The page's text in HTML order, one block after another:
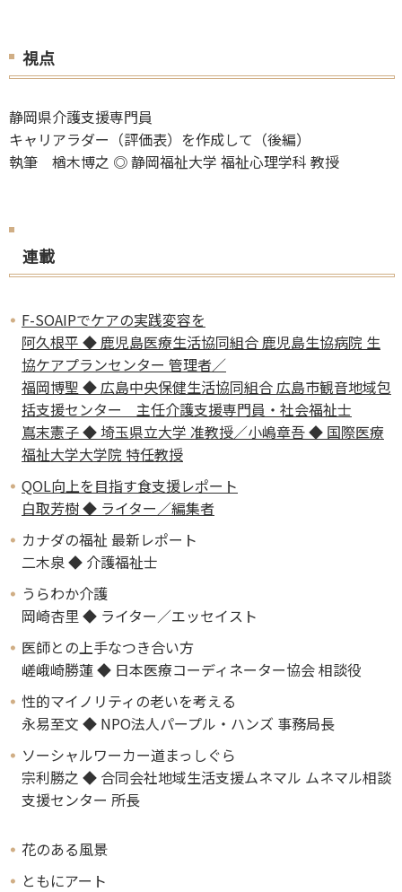
視点
静岡県介護支援専門員
キャリアラダー（評価表）を作成して（後編）
執筆 楢木博之 ◎ 静岡福祉大学 福祉心理学科 教授
連載
F-SOAIPでケアの実践変容を
阿久根平 ◆ 鹿児島医療生活協同組合 鹿児島生協病院 生
協ケアプランセンター 管理者／
福岡博聖 ◆ 広島中央保健生活協同組合 広島市観音地域包
括支援センター 主任介護支援専門員・社会福祉士
嶌末憲子 ◆ 埼玉県立大学 准教授／小嶋章吾 ◆ 国際医療
福祉大学大学院 特任教授
QOL向上を目指す食支援レポート
白取芳樹 ◆ ライター／編集者
カナダの福祉 最新レポート
二木泉 ◆ 介護福祉士
うらわか介護
岡崎杏里 ◆ ライター／エッセイスト
医師との上手なつき合い方
嵯峨崎勝蓮 ◆ 日本医療コーディネーター協会 相談役
性的マイノリティの老いを考える
永易至文 ◆ NPO法人パープル・ハンズ 事務局長
ソーシャルワーカー道まっしぐら
宗利勝之 ◆ 合同会社地域生活支援ムネマル ムネマル相談
支援センター 所長
花のある風景
ともにアート